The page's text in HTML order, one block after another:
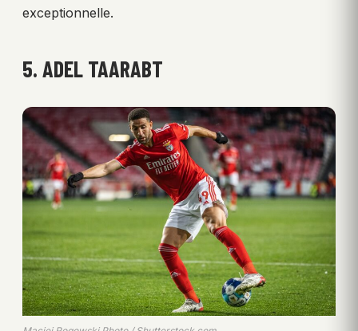
exceptionnelle.
5. ADEL TAARABT